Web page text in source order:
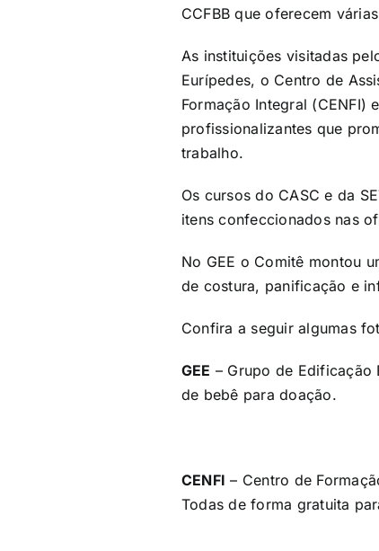
CCFBB que oferecem
As instituições visitadas
Eurípedes, o Centro de
Formação Integral (CENFI)
profissionalizantes que
trabalho.
Os cursos do CASC e da
itens confeccionados nas
No GEE o Comitê montou
de costura, panificação e
Confira a seguir algumas
GEE – Grupo de
de bebê para doação.
CENFI – Centro de
Todas de forma gratuita